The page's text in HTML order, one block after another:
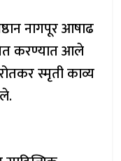
नागपूर आषाढ
करण्यात आले
स्मृती काव्य